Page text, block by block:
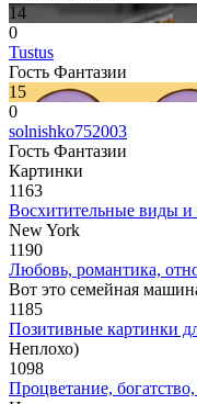
14
0
Tustus
Гость Фантазии
15
0
solnishko752003
Гость Фантазии
Картинки
1163
Восхитительные виды и
New York
1190
Любовь, романтика,
Вот это семейная
1185
Позитивные картинки
Неплохо)
1098
Процветание,